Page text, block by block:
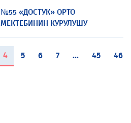
№55 «ДОСТУК» ОРТО
МЕКТЕБИНИН КУРУЛУШУ
4(current)
5 6 7 ... 45 46